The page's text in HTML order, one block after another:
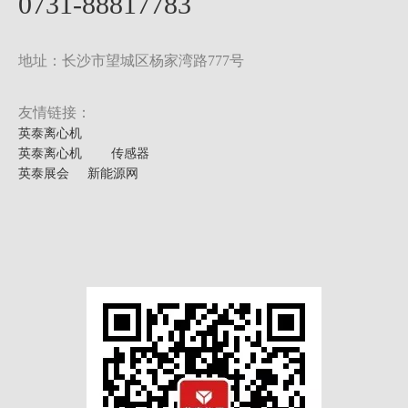
地址：长沙市望城区杨家湾路777号
友情链接：
英泰离心机
英泰离心机
传感器
英泰展会
新能源网